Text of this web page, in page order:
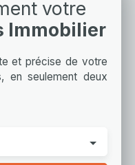
votre
Immobilier
et précise de votre
en seulement deux